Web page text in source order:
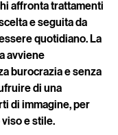
o danneggiata.
affronta trattamenti
e seguita da
quotidiano. La
avviene
burocrazia e senza
di una
di immagine, per